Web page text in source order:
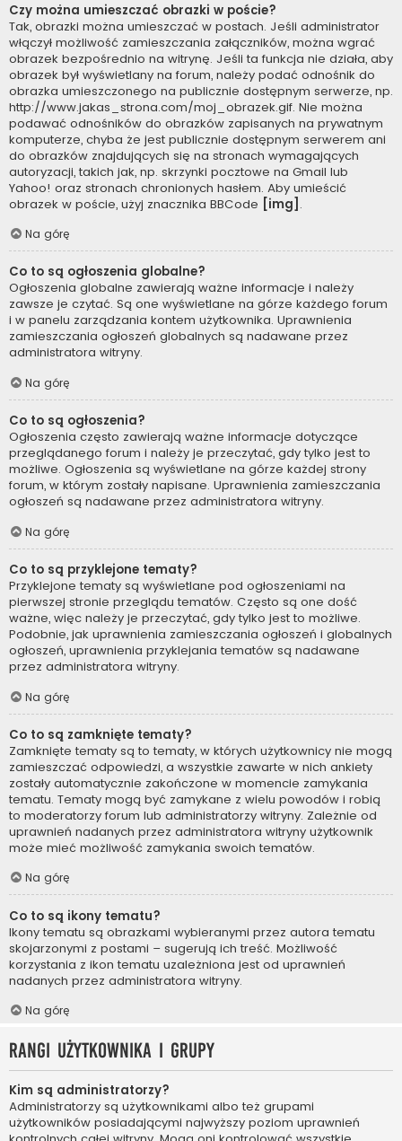
Czy można umieszczać obrazki w poście?
Tak, obrazki można umieszczać w postach. Jeśli administrator
włączył możliwość zamieszczania załączników, można wgrać
obrazek bezpośrednio na witrynę. Jeśli ta funkcja nie działa, aby
obrazek był wyświetlany na forum, należy podać odnośnik do
obrazka umieszczonego na publicznie dostępnym serwerze, np.
http://www.jakas_strona.com/moj_obrazek.gif. Nie można
podawać odnośników do obrazków zapisanych na prywatnym
komputerze, chyba że jest publicznie dostępnym serwerem ani
do obrazków znajdujących się na stronach wymagających
autoryzacji, takich jak, np. skrzynki pocztowe na Gmail lub
Yahoo! oraz stronach chronionych hasłem. Aby umieścić
obrazek w poście, użyj znacznika BBCode [img] .
Na górę
Co to są ogłoszenia globalne?
Ogłoszenia globalne zawierają ważne informacje i należy
zawsze je czytać. Są one wyświetlane na górze każdego forum
i w panelu zarządzania kontem użytkownika. Uprawnienia
zamieszczania ogłoszeń globalnych są nadawane przez
administratora witryny.
Na górę
Co to są ogłoszenia?
Ogłoszenia często zawierają ważne informacje dotyczące
przeglądanego forum i należy je przeczytać, gdy tylko jest to
możliwe. Ogłoszenia są wyświetlane na górze każdej strony
forum, w którym zostały napisane. Uprawnienia zamieszczania
ogłoszeń są nadawane przez administratora witryny.
Na górę
Co to są przyklejone tematy?
Przyklejone tematy są wyświetlane pod ogłoszeniami na
pierwszej stronie przeglądu tematów. Często są one dość
ważne, więc należy je przeczytać, gdy tylko jest to możliwe.
Podobnie, jak uprawnienia zamieszczania ogłoszeń i globalnych
ogłoszeń, uprawnienia przyklejania tematów są nadawane
przez administratora witryny.
Na górę
Co to są zamknięte tematy?
Zamknięte tematy są to tematy, w których użytkownicy nie mogą
zamieszczać odpowiedzi, a wszystkie zawarte w nich ankiety
zostały automatycznie zakończone w momencie zamykania
tematu. Tematy mogą być zamykane z wielu powodów i robią
to moderatorzy forum lub administratorzy witryny. Zależnie od
uprawnień nadanych przez administratora witryny użytkownik
może mieć możliwość zamykania swoich tematów.
Na górę
Co to są ikony tematu?
Ikony tematu są obrazkami wybieranymi przez autora tematu
skojarzonymi z postami – sugerują ich treść. Możliwość
korzystania z ikon tematu uzależniona jest od uprawnień
nadanych przez administratora witryny.
Na górę
Rangi użytkownika i grupy
Kim są administratorzy?
Administratorzy są użytkownikami albo też grupami
użytkowników posiadającymi najwyższy poziom uprawnień